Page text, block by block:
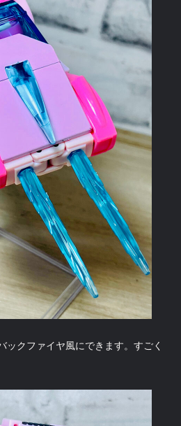
ックファイヤ風にできます。すごく